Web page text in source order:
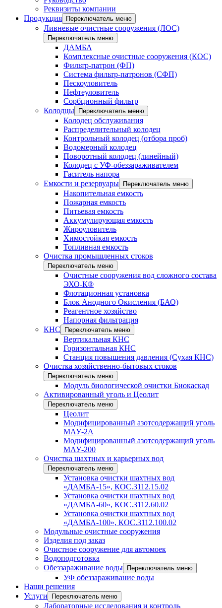
Реквизиты компании
Продукция
Переключатель меню
Ливневые очистные сооружения (ЛОС)
Переключатель меню
ДАМБА
Комплексные очистные сооружения (КОС)
Фильтр-патрон (ФП)
Система фильтр-патронов (СФП)
Пескоуловитель
Нефтеуловитель
Сорбционный фильтр
Колодцы
Переключатель меню
Колодец обслуживания
Распределительный колодец
Контрольный колодец (отбора проб)
Водомерный колодец
Поворотный колодец (линейный)
Колодец с УФ-обеззараживателем
Гаситель напора
Емкости и резервуары
Переключатель меню
Накопительная емкость
Пожарная емкость
Питьевая емкость
Аккумулирующая емкость
Жироуловитель
Химостойкая емкость
Топливная емкость
Очистка промышленных стоков
Переключатель меню
Очистные сооружения вод сложного состава
ЭХО-К®
Флотационная установка
Блок Анодного Окисления (БАО)
Реагентное хозяйство
Напорная фильтрация
КНС
Переключатель меню
Вертикальная КНС
Горизонтальная КНС
Станция повышения давления (Сухая КНС)
Очистка хозяйственно-бытовых стоков
Переключатель меню
Модуль биологической очистки Биокаскад
Активированный уголь и Цеолит
Переключатель меню
Цеолит
Модифицированный азотсодержащий уголь
МАУ-2А
Модифицированный азотсодержащий уголь
МАУ-200
Очистка шахтных и карьерных вод
Переключатель меню
Установка очистки шахтных вод
«ДАМБА-15», КОС.3112.15.02
Установка очистки шахтных вод
«ДАМБА-60», КОС.3112.60.02
Установка очистки шахтных вод
«ДАМБА-100», КОС.3112.100.02
Модульные очистные сооружения
Изделия под заказ
Очистное сооружение для автомоек
Водоподготовка
Обеззараживание воды
Переключатель меню
УФ обеззараживание воды
Наши решения
Услуги
Переключатель меню
Лабораторные исследования и контроль